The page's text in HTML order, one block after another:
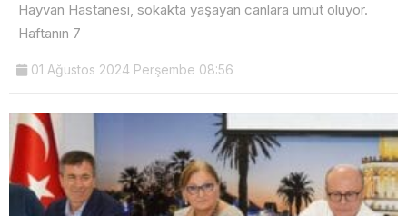
Hayvan Hastanesi, sokakta yaşayan canlara umut oluyor.
Haftanın 7
01 Ağustos 2024 Perşembe 08:56